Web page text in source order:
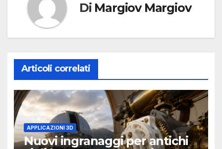
Di Margiov Margiov
Articoli correlati
APPLICAZIONI 3D
Nuovi ingranaggi per antichi